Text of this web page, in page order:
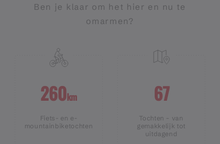
Ben je klaar om het hier en nu te
omarmen?
260km
Fiets- en e-
mountainbiketochten
67
Tochten – van
gemakkelijk tot
uitdagend